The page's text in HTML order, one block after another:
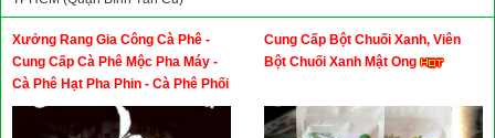
Xưởng Rang Gia Công Cà Phê -
Cung Cấp Cà Phê Mộc Pha Máy -
Cà Phê Hạt Pha Phin - Cà Phê Phối
Gu - Cà Phê Rang Giá Sỉ - Cà Phê
Nhân Xanh
Cung Cấp Bột Chuối Xanh, Viên
Bột Chuối Xanh Mật Ong